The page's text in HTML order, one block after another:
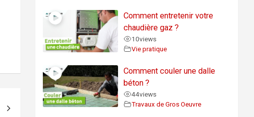
Comment entretenir votre
chaudière gaz ?
10views
Vie pratique
Comment couler une dalle
béton ?
44views
Travaux de Gros Oeuvre